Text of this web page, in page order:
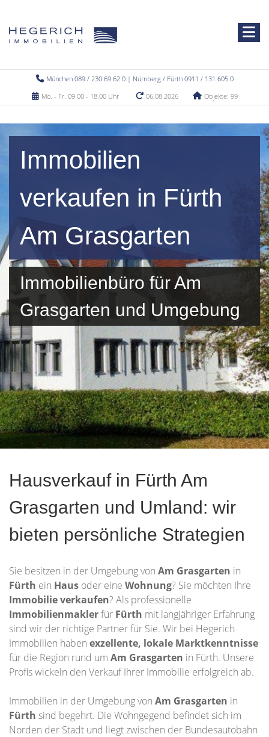
München 089 / 230 69 62 0 | Nürnberg / Fürth 0911 / 131 605 0
Mo. - Fr. 09.00 - 18.00 Uhr
06.08.2026 Objekte: 99
Immobilien
verkaufen in Fürth
Am Grasgarten
Immobilienbüro für Am
Grasgarten und Umgebung
Hausverkauf in Fürth Am
Grasgarten und Umland: wir
bieten persönliche Strategien
Sie besitzen in der Umgebung von Am Grasgarten in
Fürth ein Haus oder eine Wohnung? Sie möchten Ihre
Immobilieverkaufen? Als professionelle
Immobilienmaklerfür Fürth mit langjähriger Erfahrung
sind wir der richtige Partner für Sie. Wir bei Hegerich
Immobilien haben exzellente, lokale Marktkenntnisse
für die Region rund um Am Grasgarten in Fürth. Unsere
Profis wickeln den Verkauf Ihrer Immobilie erfolgreich ab.
Immobilien in der Umgebung von Am Grasgarten in
Fürth sind begehrt. Die Wohngegend befindet sich im
Norden der Stadt und liegt zwischen der Bundesautobahn